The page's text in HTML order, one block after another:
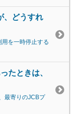
、どうすれ
を一時停止する
たときは、
最寄りのJCBプ